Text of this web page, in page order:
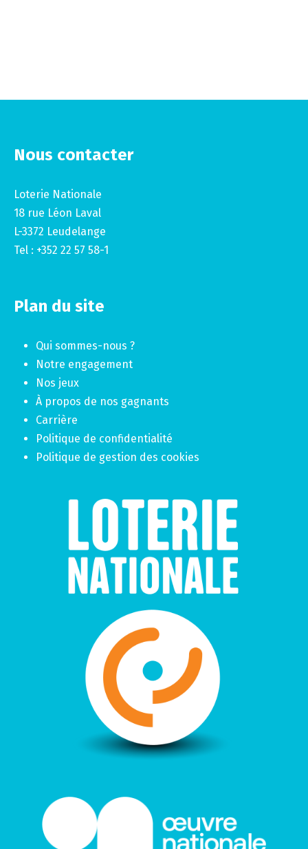
Nous contacter
Loterie Nationale
18 rue Léon Laval
L-3372 Leudelange
Tel : +352 22 57 58-1
Plan du site
Qui sommes-nous ?
Notre engagement
Nos jeux
À propos de nos gagnants
Carrière
Politique de confidentialité
Politique de gestion des cookies